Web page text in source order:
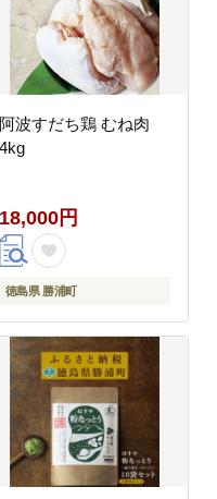
阿波すだち鶏 むね肉
4kg
18,000円
徳島県 勝浦町